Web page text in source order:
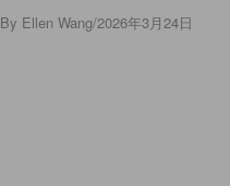
By Ellen Wang/2026年3月24日